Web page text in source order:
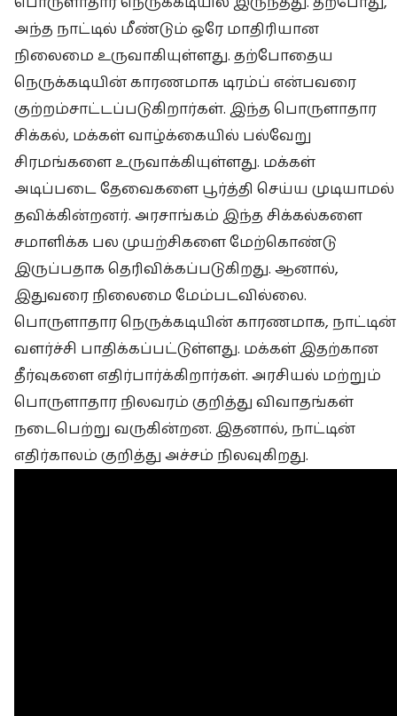
அந்த நாட்டில் மீண்டும் ஒரே மாதிரியான
நிலைமை உருவாகியுள்ளது. தற்போதைய
நெருக்கடியின் காரணமாக டிரம்ப் என்பவரை
குற்றம்சாட்டப்படுகிறார்கள். இந்த பொருளாதார
சிக்கல், மக்கள் வாழ்க்கையில் பல்வேறு
சிரமங்களை உருவாக்கியுள்ளது. மக்கள்
அடிப்படை தேவைகளை பூர்த்தி செய்ய முடியாமல்
தவிக்கின்றனர். அரசாங்கம் இந்த சிக்கல்களை
சமாளிக்க பல முயற்சிகளை மேற்கொண்டு
இருப்பதாக தெரிவிக்கப்படுகிறது. ஆனால்,
இதுவரை நிலைமை மேம்படவில்லை.
பொருளாதார நெருக்கடியின் காரணமாக, நாட்டின்
வளர்ச்சி பாதிக்கப்பட்டுள்ளது. மக்கள் இதற்கான
தீர்வுகளை எதிர்பார்க்கிறார்கள். அரசியல் மற்றும்
பொருளாதார நிலவரம் குறித்து விவாதங்கள்
நடைபெற்று வருகின்றன. இதனால், நாட்டின்
எதிர்காலம் குறித்து அச்சம் நிலவுகிறது.